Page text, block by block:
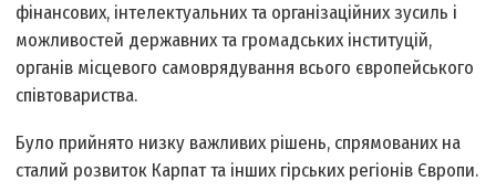
фінансових, інтелектуальних та організаційних зусиль і
можливостей державних та громадських інституцій,
органів місцевого самоврядування всього європейського
співтовариства.
Було прийнято низку важливих рішень, спрямованих на
сталий розвиток Карпат та інших гірських регіонів Європи.